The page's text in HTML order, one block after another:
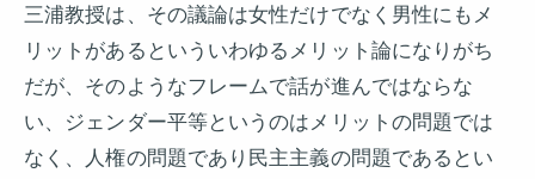
三浦教授は、その議論は女性だけでなく男性にもメ
リットがあるといういわゆるメリット論になりがち
だが、そのようなフレームで話が進んではならな
い、ジェンダー平等というのはメリットの問題では
なく、人権の問題であり民主主義の問題であるとい